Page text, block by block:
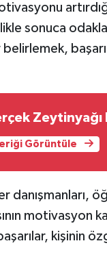
sonuca
Zeytinyağı
Görüntüle
danışmanları,
kişinin